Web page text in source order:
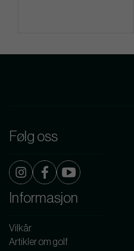
Følg oss
Informasjon
Vilkår
Artikler om golf